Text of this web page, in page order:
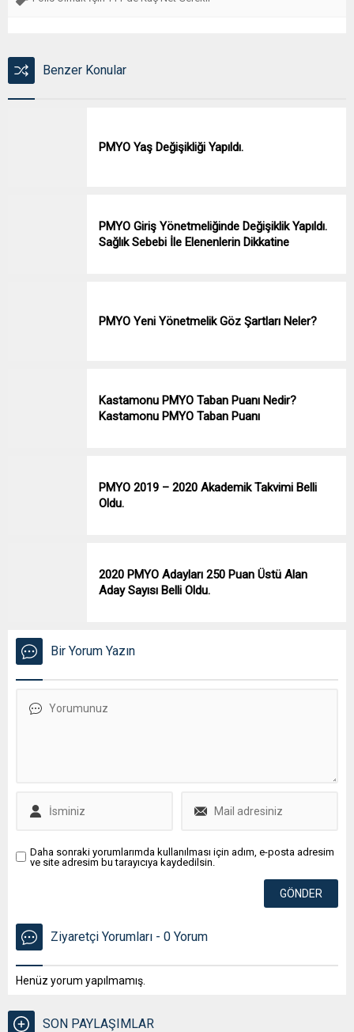
Benzer Konular
PMYO Yaş Değişikliği Yapıldı.
PMYO Giriş Yönetmeliğinde Değişiklik Yapıldı.
Sağlık Sebebi İle Elenenlerin Dikkatine
PMYO Yeni Yönetmelik Göz Şartları Neler?
Kastamonu PMYO Taban Puanı Nedir?
Kastamonu PMYO Taban Puanı
PMYO 2019 – 2020 Akademik Takvimi Belli
Oldu.
2020 PMYO Adayları 250 Puan Üstü Alan
Aday Sayısı Belli Oldu.
Bir Yorum Yazın
Daha sonraki yorumlarımda kullanılması için adım, e-posta adresim
ve site adresim bu tarayıcıya kaydedilsin.
Ziyaretçi Yorumları - 0 Yorum
Henüz yorum yapılmamış.
SON PAYLAŞIMLAR